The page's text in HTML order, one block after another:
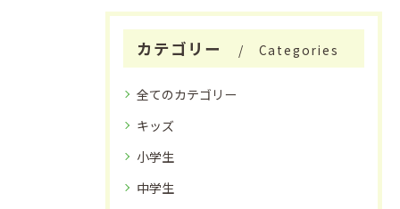
カテゴリー Categories
全てのカテゴリー
キッズ
小学生
中学生